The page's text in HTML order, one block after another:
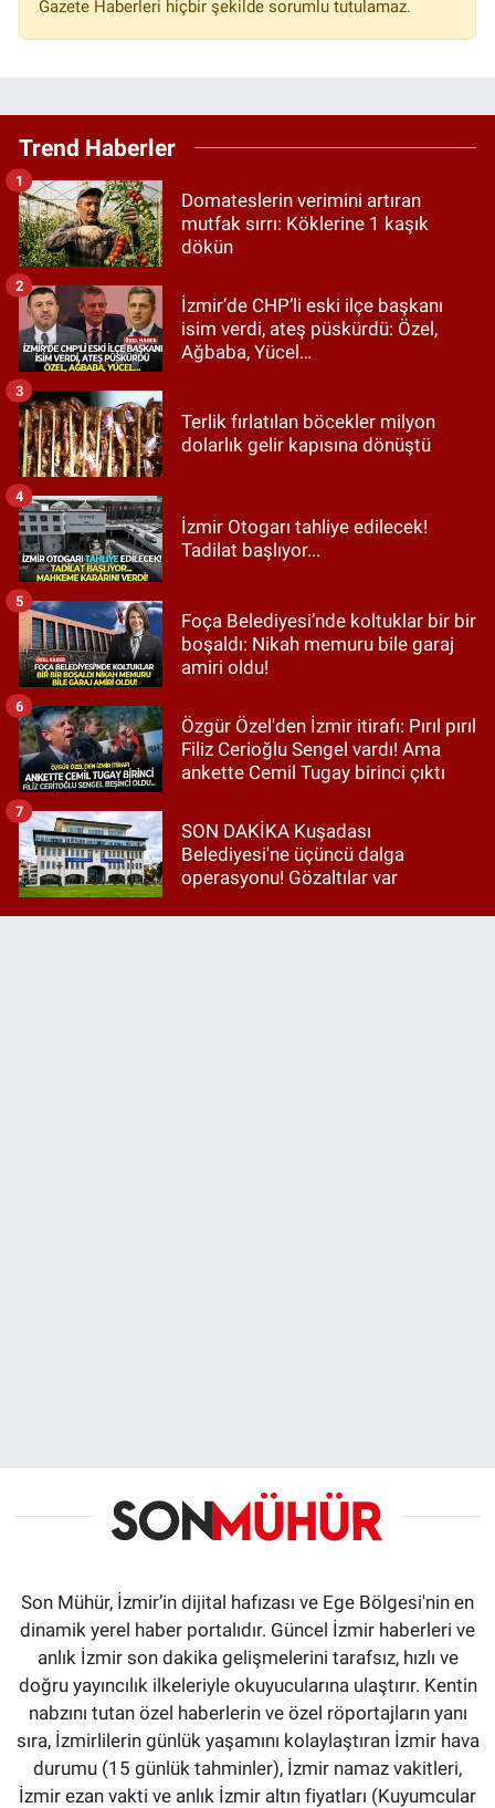
Gazete Haberleri hiçbir şekilde sorumlu tutulamaz.
Trend Haberler
Domateslerin verimini artıran
mutfak sırrı: Köklerine 1 kaşık
dökün
1
İzmir’de CHP’li eski ilçe başkanı
isim verdi, ateş püskürdü: Özel,
Ağbaba, Yücel…
2
Terlik fırlatılan böcekler milyon
dolarlık gelir kapısına dönüştü
3
İzmir Otogarı tahliye edilecek!
Tadilat başlıyor...
4
Foça Belediyesi’nde koltuklar bir bir
boşaldı: Nikah memuru bile garaj
amiri oldu!
5
Özgür Özel'den İzmir itirafı: Pırıl pırıl
Filiz Cerioğlu Sengel vardı! Ama
ankette Cemil Tugay birinci çıktı
6
SON DAKİKA Kuşadası
Belediyesi'ne üçüncü dalga
operasyonu! Gözaltılar var
7
Son Mühür, İzmir’in dijital hafızası ve Ege Bölgesi'nin en
dinamik yerel haber portalıdır. Güncel İzmir haberleri ve
anlık İzmir son dakika gelişmelerini tarafsız, hızlı ve
doğru yayıncılık ilkeleriyle okuyucularına ulaştırır. Kentin
nabzını tutan özel haberlerin ve özel röportajların yanı
sıra, İzmirlilerin günlük yaşamını kolaylaştıran İzmir hava
durumu (15 günlük tahminler), İzmir namaz vakitleri,
İzmir ezan vakti ve anlık İzmir altın fiyatları (Kuyumcular